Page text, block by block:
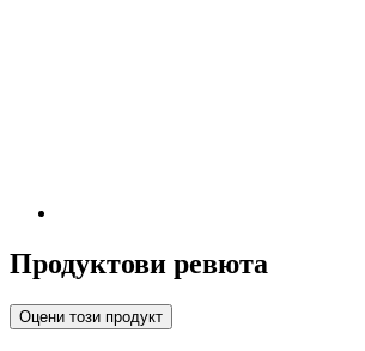
Продуктови ревюта
Оцени този продукт